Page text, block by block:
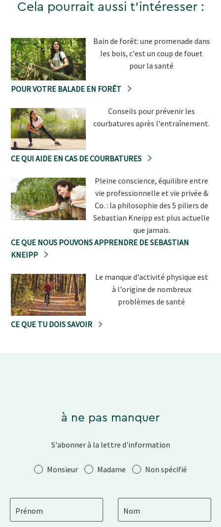
Cela pourrait aussi t'intéresser :
Bain de forêt: une promenade dans
les bois, c'est un coup de fouet
pour la santé
POUR VOTRE BALADE EN FORÊT
Conseils pour prévenir les
courbatures après l'entraînement.
CE QUI AIDE EN CAS DE COURBATURES
Pleine conscience, équilibre entre
vie professionnelle et vie privée &
Co. : la philosophie des 5 piliers de
Sebastian Kneipp est plus actuelle
que jamais.
CE QUE NOUS POUVONS APPRENDRE DE SEBASTIAN
KNEIPP
Le manque d'activité physique est
à l'origine de nombreux
problèmes de santé
CE QUE TU DOIS SAVOIR
à ne pas manquer
S'abonner à la lettre d'information
SalutationMonsieur Madame Non spécifié
Prénom Nom